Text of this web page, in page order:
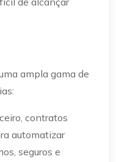
ampla gama de
contratos
automatizar
seguros e